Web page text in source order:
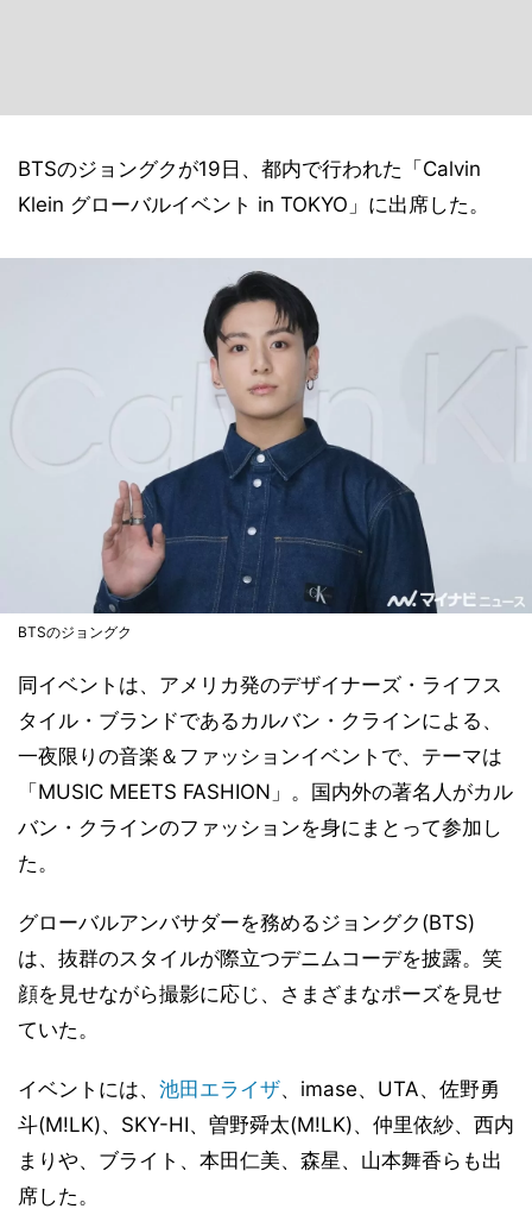
BTSのジョングクが19日、都内で行われた「Calvin
Klein グローバルイベント in TOKYO」に出席した。
BTSのジョングク
同イベントは、アメリカ発のデザイナーズ・ライフス
タイル・ブランドであるカルバン・クラインによる、
一夜限りの音楽＆ファッションイベントで、テーマは
「MUSIC MEETS FASHION」。国内外の著名人がカル
バン・クラインのファッションを身にまとって参加し
た。
グローバルアンバサダーを務めるジョングク(BTS)
は、抜群のスタイルが際立つデニムコーデを披露。笑
顔を見せながら撮影に応じ、さまざまなポーズを見せ
ていた。
イベントには、 池田エライザ、imase、UTA、佐野勇
斗(M!LK)、SKY-HI、曽野舜太(M!LK)、仲里依紗、西内
まりや、ブライト、本田仁美、森星、山本舞香らも出
席した。